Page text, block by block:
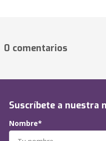
0 comentarios
Suscríbete a nuestra
Nombre*